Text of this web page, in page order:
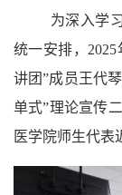
为深入学
统一安排， 2025
讲团”成员王代
单式”理论宣传
医学院师生代表